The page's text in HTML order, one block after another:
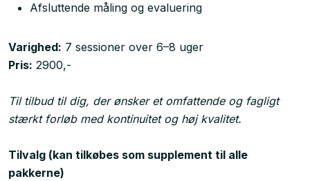
Afsluttende måling og evaluering
Varighed: 7 sessioner over 6–8 uger
Pris: 2900,-
Til tilbud til dig, der ønsker et omfattende og fagligt
stærkt forløb med kontinuitet og høj kvalitet.
Tilvalg (kan tilkøbes som supplement til alle
pakkerne)